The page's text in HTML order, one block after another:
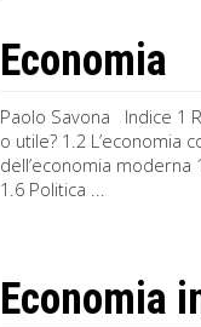
Economia
Paolo Savona Indice 1
o utile? 1.2
dell’economia moderna
1.6 Politica ...
Economia